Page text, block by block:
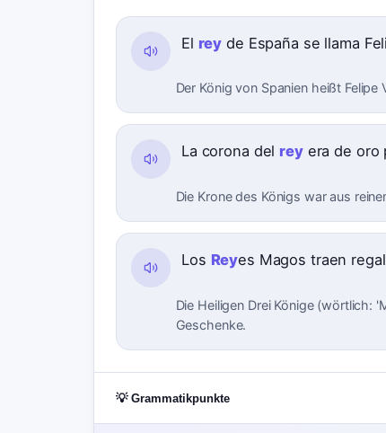
El rey de España se llama
Der König von Spanien heißt Felipe
La corona del reyera de oro
Die Krone des Königs war aus
Los Reyes Magos traen
Die Heiligen Drei Könige (wörtlich:
Geschenke.
💡 Grammatikpunkte